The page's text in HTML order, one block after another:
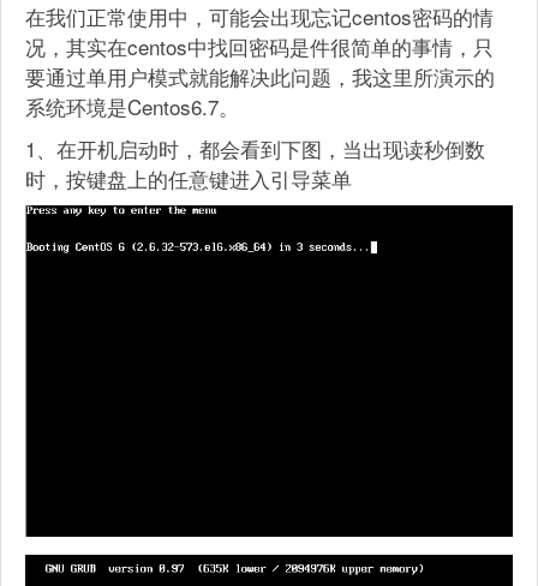
在我们正常使用中，可能会出现忘记centos密码的情
况，其实在centos中找回密码是件很简单的事情，只
要通过单用户模式就能解决此问题，我这里所演示的
系统环境是Centos6.7。
1、在开机启动时，都会看到下图，当出现读秒倒数
时，按键盘上的任意键进入引导菜单